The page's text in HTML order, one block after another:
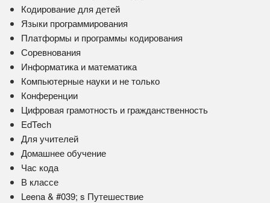
Кодирование для детей
Языки программирования
Платформы и программы кодирования
Соревнования
Информатика и математика
Компьютерные науки и не только
Конференции
Цифровая грамотность и гражданственность
EdTech
Для учителей
Домашнее обучение
Час кода
В классе
Leena & #039; s Путешествие